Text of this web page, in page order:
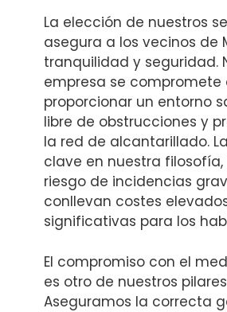
La elección de nuestros
asegura a los vecinos de
tranquilidad y seguridad.
empresa se compromete
proporcionar un entorno
libre de obstrucciones y
la red de alcantarillado.
clave en nuestra
riesgo de incidencias
conllevan costes
significativas para los
El compromiso con el
es otro de nuestros
Aseguramos la correcta